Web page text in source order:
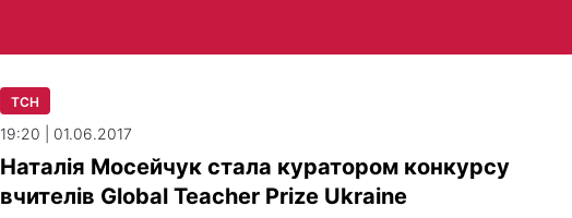
ТСН
19:20 | 01.06.2017
Наталія Мосейчук стала куратором конкурсу
вчителів Global Teacher Prize Ukraine